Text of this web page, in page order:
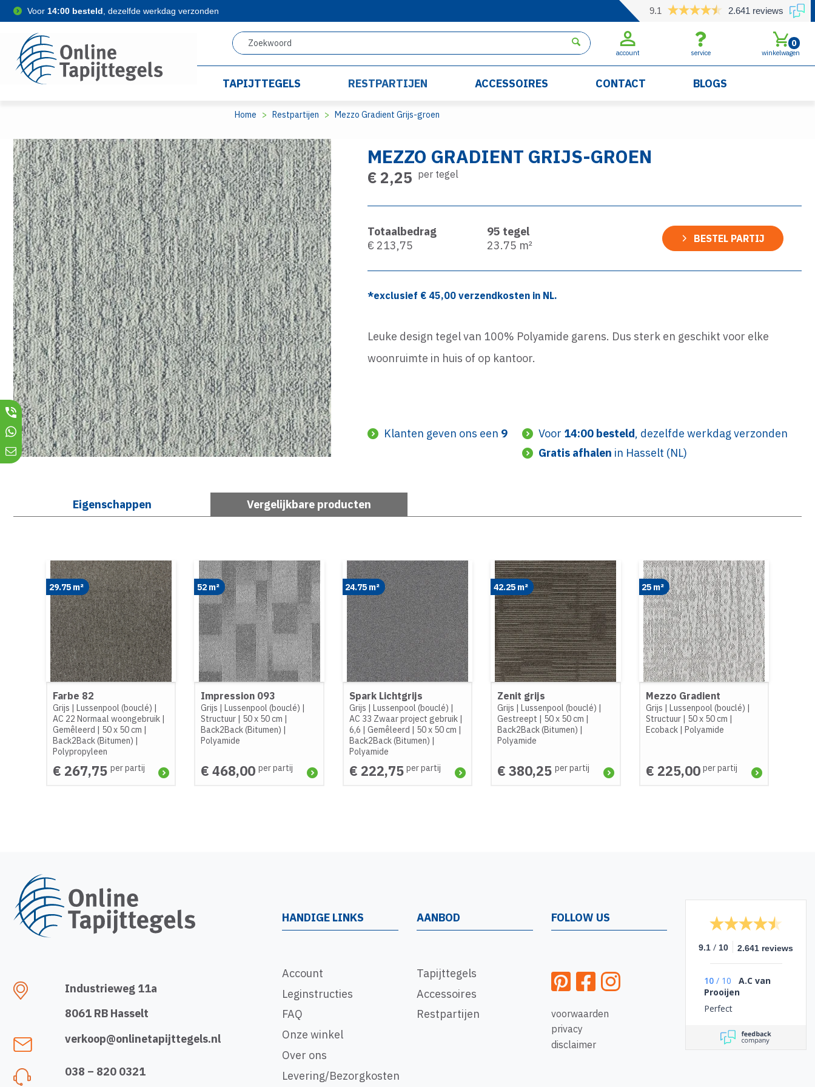
Voor 14:00 besteld , dezelfde werkdag verzonden 9.1 2.641 reviews
account service winkelwagen
0
TAPIJTTEGELS RESTPARTIJEN ACCESSOIRES CONTACT BLOGS
Home Restpartijen Mezzo Gradient Grijs-groen
MEZZO GRADIENT GRIJS-GROEN
€ 2,25 per tegel
Totaalbedrag
€ 213,75
95 tegel
23.75 m² BESTEL PARTIJ
*exclusief € 45,00 verzendkosten in NL.
Leuke design tegel van 100% Polyamide garens. Dus sterk en geschikt voor elke
woonruimte in huis of op kantoor.
Klanten geven ons een 9 Voor 14:00 besteld, dezelfde werkdag verzonden
Gratis afhalen in Hasselt (NL)
Eigenschappen Vergelijkbare producten
29.75 m²
Farbe 82
Grijs Lussenpool (bouclé)
AC 22 Normaal woongebruik
Gemêleerd
50 x 50 cm
Back2Back (Bitumen)
Polypropyleen
€ 267,75 per partij
52 m²
Impression 093
Grijs Lussenpool (bouclé)
Structuur
50 x 50 cm
Back2Back (Bitumen)
Polyamide
€ 468,00 per partij
24.75 m²
Spark Lichtgrijs
Grijs Lussenpool (bouclé)
AC 33 Zwaar project gebruik|
6,6
Gemêleerd 50 x 50 cm
Back2Back (Bitumen)
Polyamide
€ 222,75 per partij
42.25 m²
Zenit grijs
Grijs Lussenpool (bouclé)
Gestreept
50 x 50 cm
Back2Back (Bitumen)
Polyamide
€ 380,25 per partij
25 m²
Mezzo Gradient
Grijs Lussenpool (bouclé)
Structuur| 50 x 50 cm
Ecoback| Polyamide
€ 225,00 per partij
Industrieweg 11a
8061 RB Hasselt
verkoop@onlinetapijttegels.nl
038 – 820 0321
HANDIGE LINKS
Account
Leginstructies
FAQ
Onze winkel
Over ons
Levering/Bezorgkosten
AANBOD
Tapijttegels
Accessoires
Restpartijen
FOLLOW US
voorwaarden
privacy
disclaimer
9.1 / 10 2.641 reviews
10 / 10
A.C van
Prooijen
Perfect